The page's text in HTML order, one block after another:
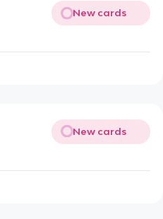
New cards
New cards